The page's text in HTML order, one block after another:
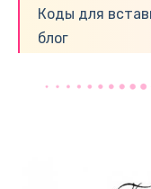
Коды для
блог